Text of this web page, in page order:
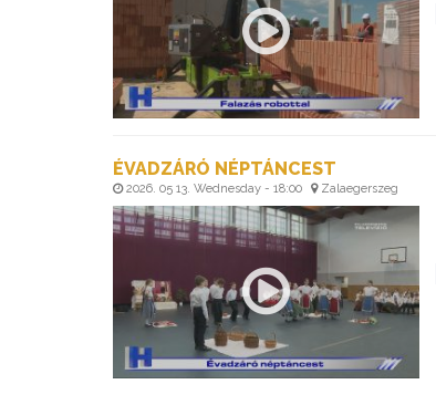
ÉVADZÁRÓ NÉPTÁNCEST
2026. 05 13. Wednesday - 18:00 Zalaegerszeg